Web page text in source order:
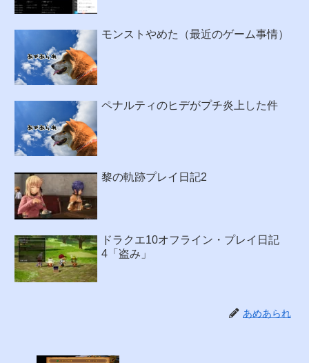
モンストやめた（最近のゲーム事情）
ペナルティのヒデがプチ炎上した件
黎の軌跡プレイ日記2
ドラクエ10オフライン・プレイ日記
4「盗み」
あめあられ